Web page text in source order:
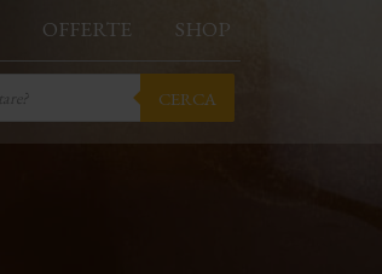
OFFERTE SHOP
CERCA